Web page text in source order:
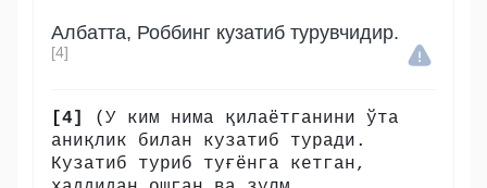
Албатта, Роббинг кузатиб турувчидир.
[4]
[4]
(У ким нима қилаётганини ўта
аниқлик билан кузатиб туради.
Кузатиб туриб туғёнга кетган,